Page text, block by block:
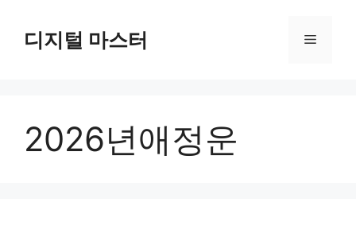
디지털 마스터 메
2026년애정운